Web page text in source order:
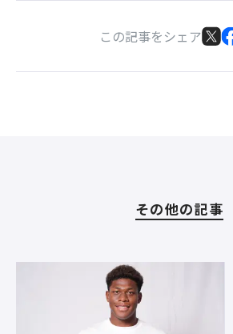
この記事をシェア
その他の記事